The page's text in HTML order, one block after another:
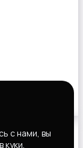
с нами, вы
куки.